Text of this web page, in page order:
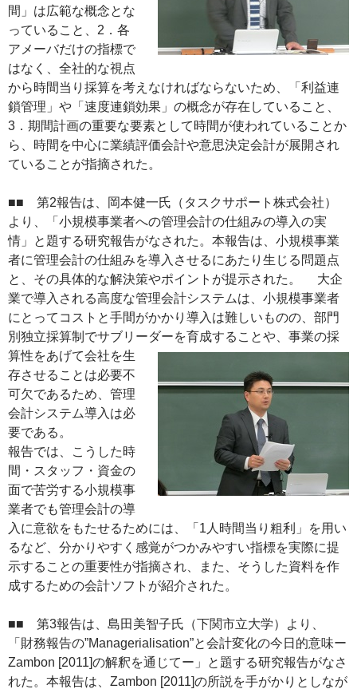
間」は広範な概念とな
っていること、2．各
アメーバだけの指標で
はなく、全社的な視点
から時間当り採算を考えなければならないため、「利益連
鎖管理」や「速度連鎖効果」の概念が存在していること、
3．期間計画の重要な要素として時間が使われていることか
ら、時間を中心に業績評価会計や意思決定会計が展開され
ていることが指摘された。
■■ 第2報告は、岡本健一氏（タスクサポート株式会社）
より、「小規模事業者への管理会計の仕組みの導入の実
情」と題する研究報告がなされた。本報告は、小規模事業
者に管理会計の仕組みを導入させるにあたり生じる問題点
と、その具体的な解決策やポイントが提示された。 大企
業で導入される高度な管理会計システムは、小規模事業者
にとってコストと手間がかかり導入は難しいものの、部門
別独立採算制でサブリーダーを育成することや、事業の採
算性をあげて会社を生
存させることは必要不
可欠であるため、管理
会計システム導入は必
要である。
報告では、こうした時
間・スタッフ・資金の
面で苦労する小規模事
業者でも管理会計の導
入に意欲をもたせるためには、「1人時間当り粗利」を用い
るなど、分かりやすく感覚がつかみやすい指標を実際に提
示することの重要性が指摘され、また、そうした資料を作
成するための会計ソフトが紹介された。
■■ 第3報告は、島田美智子氏（下関市立大学）より、
「財務報告の”Managerialisation”と会計変化の今日的意味ー
Zambon [2011]の解釈を通じてー」と題する研究報告がなさ
れた。本報告は、Zambon [2011]の所説を手がかりとしなが